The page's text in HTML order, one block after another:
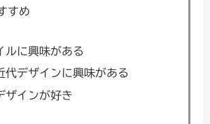
すめ
ルに興味がある
代デザインに興味がある
ザインが好き